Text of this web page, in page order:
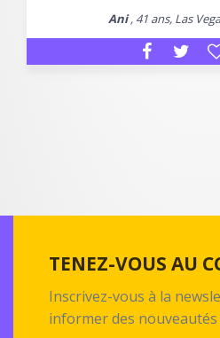
Ani, 41 ans, Las
TENEZ-VOUS AU
Inscrivez-vous à la
informer des